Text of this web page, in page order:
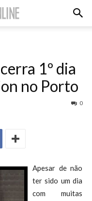
1º dia
no Porto
0
Apesar de não
ter sido um dia
com muitas